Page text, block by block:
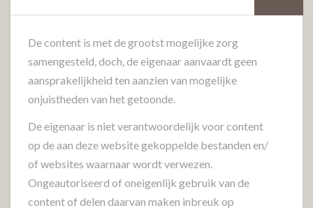
De content is met de grootst mogelijke zorg
samengesteld, doch, de eigenaar aanvaardt geen
aansprakelijkheid ten aanzien van mogelijke
onjuistheden van het getoonde.
De eigenaar is niet verantwoordelijk voor content
op de aan deze website gekoppelde bestanden en/
of websites waarnaar wordt verwezen.
Ongeautoriseerd of oneigenlijk gebruik van de
content of delen daarvan maken inbreuk op